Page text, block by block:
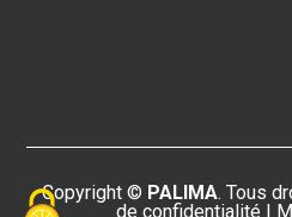
Copyright © PALIMA. Tous
de confidentialité